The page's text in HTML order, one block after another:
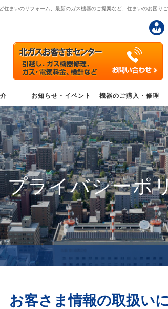
まいのリフォーム、最新のガス機器のご提案など、住まいのお困り
お知らせ・イベント 機器のご購入・修理
プライバシーポ
お客さま情報の取扱い